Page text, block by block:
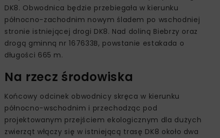
DK8. Obwodnica będzie przebiegała w kierunku
północno-zachodnim nowym śladem po wschodniej
stronie istniejącej drogi DK8. Nad doliną Biebrzy oraz
drogą gminną nr 167633B, powstanie estakada o
długości 665 m.
Na rzecz środowiska
Końcowy odcinek obwodnicy skręca w kierunku
północno-wschodnim i przechodząc pod
projektowanym przejściem ekologicznym dla dużych
zwierząt włączy się w istniejącą trasę DK8 około dwa